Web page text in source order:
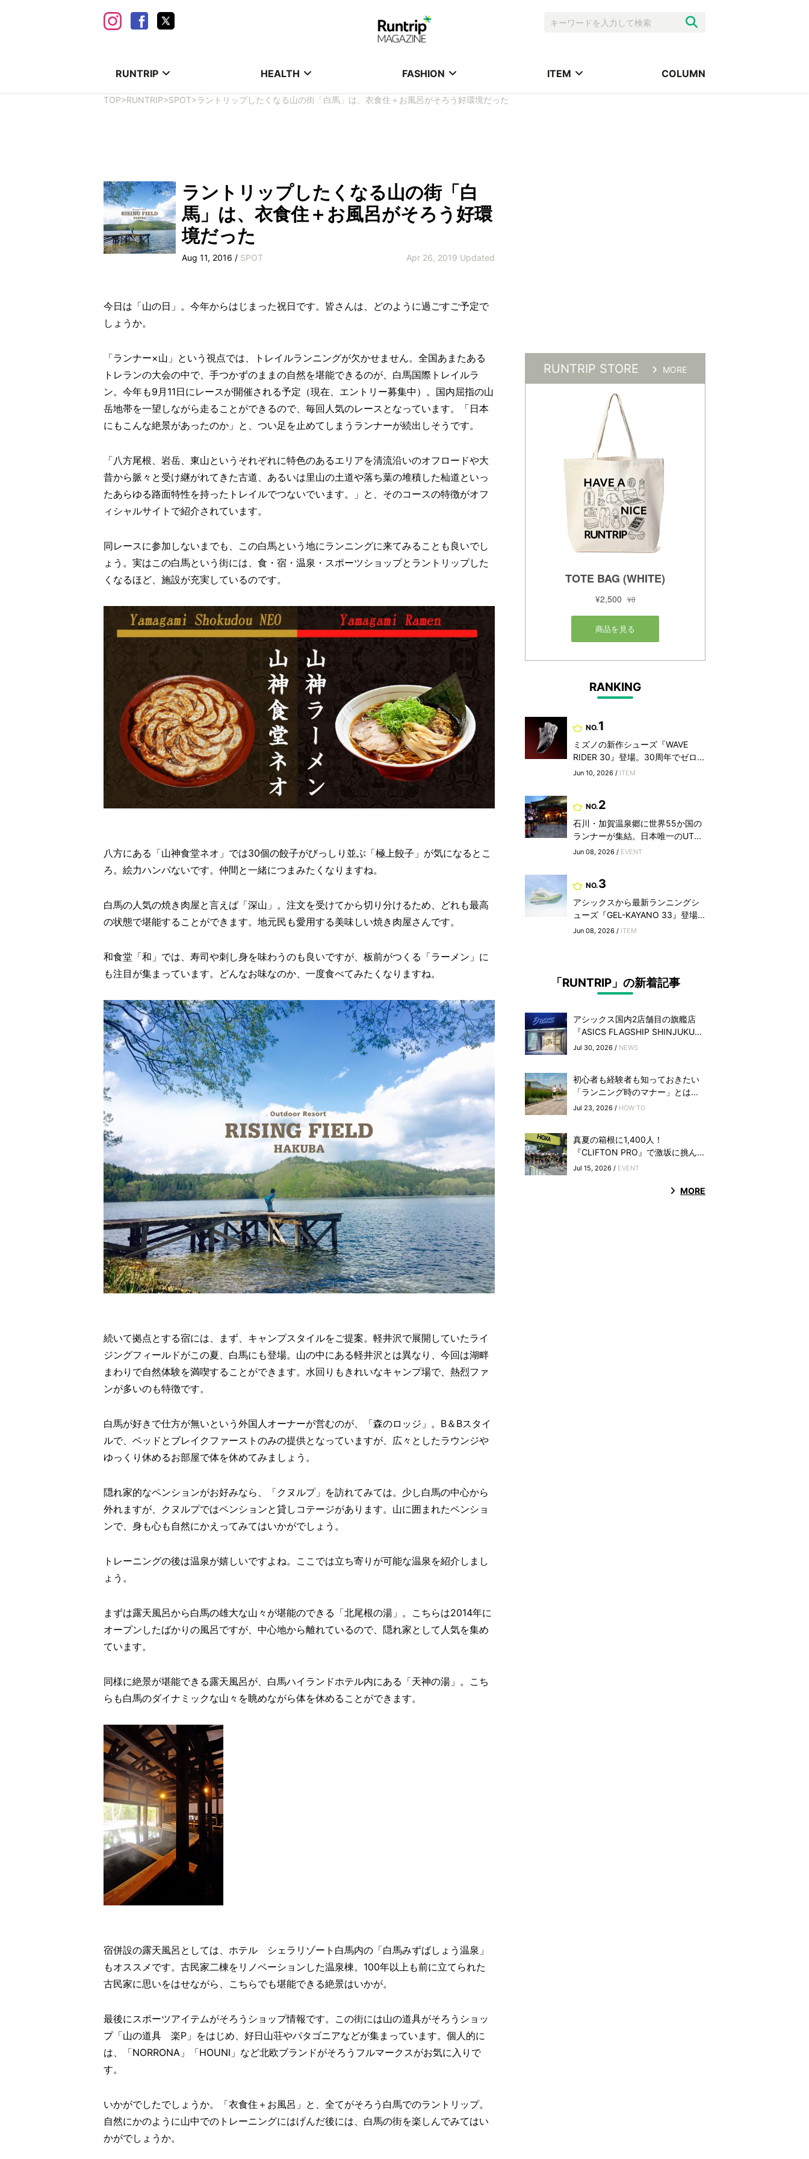
RUNTRIP HEALTH FASHION ITEM COLUMN
TOP>RUNTRIP>SPOT>ラントリップしたくなる山の街「白馬」は、衣食住＋お風呂がそろう好環境だった
ラントリップしたくなる山の街「白
馬」は、衣食住＋お風呂がそろう好環
境だった
Aug 11, 2016 / SPOT Apr 26, 2019 Updated
今日は「山の日」。今年からはじまった祝日です。皆さんは、どのように過ごすご予定で
しょうか。
「ランナー×山」という視点では、トレイルランニングが欠かせません。全国あまたある
トレランの大会の中で、手つかずのままの自然を堪能できるのが、白馬国際トレイルラ
ン。今年も9月11日にレースが開催される予定（現在、エントリー募集中）。国内屈指の山
岳地帯を一望しながら走ることができるので、毎回人気のレースとなっています。「日本
にもこんな絶景があったのか」と、つい足を止めてしまうランナーが続出しそうです。
「八方尾根、岩岳、東山というそれぞれに特色のあるエリアを清流沿いのオフロードや大
昔から脈々と受け継がれてきた古道、あるいは里山の土道や落ち葉の堆積した杣道といっ
たあらゆる路面特性を持ったトレイルでつないでいます。」と、そのコースの特徴がオフ
ィシャルサイトで紹介されています。
同レースに参加しないまでも、この白馬という地にランニングに来てみることも良いでし
ょう。実はこの白馬という街には、食・宿・温泉・スポーツショップとラントリップした
くなるほど、施設が充実しているのです。
八方にある「山神食堂ネオ」では30個の餃子がびっしり並ぶ「極上餃子」が気になるとこ
ろ。絵力ハンパないです。仲間と一緒につまみたくなりますね。
白馬の人気の焼き肉屋と言えば「深山」。注文を受けてから切り分けるため、どれも最高
の状態で堪能することができます。地元民も愛用する美味しい焼き肉屋さんです。
和食堂「和」では、寿司や刺し身を味わうのも良いですが、板前がつくる「ラーメン」に
も注目が集まっています。どんなお味なのか、一度食べてみたくなりますね。
続いて拠点とする宿には、まず、キャンプスタイルをご提案。軽井沢で展開していたライ
ジングフィールドがこの夏、白馬にも登場。山の中にある軽井沢とは異なり、今回は湖畔
まわりで自然体験を満喫することができます。水回りもきれいなキャンプ場で、熱烈ファ
ンが多いのも特徴です。
白馬が好きで仕方が無いという外国人オーナーが営むのが、「森のロッジ」。B＆Bスタイ
ルで、ベッドとブレイクファーストのみの提供となっていますが、広々としたラウンジや
ゆっくり休めるお部屋で体を休めてみましょう。
隠れ家的なペンションがお好みなら、「クヌルプ」を訪れてみては。少し白馬の中心から
外れますが、クヌルプではペンションと貸しコテージがあります。山に囲まれたペンショ
ンで、身も心も自然にかえってみてはいかがでしょう。
トレーニングの後は温泉が嬉しいですよね。ここでは立ち寄りが可能な温泉を紹介しまし
ょう。
まずは露天風呂から白馬の雄大な山々が堪能のできる「北尾根の湯」。こちらは2014年に
オープンしたばかりの風呂ですが、中心地から離れているので、隠れ家として人気を集め
ています。
同様に絶景が堪能できる露天風呂が、白馬ハイランドホテル内にある「天神の湯」。こち
らも白馬のダイナミックな山々を眺めながら体を休めることができます。
宿併設の露天風呂としては、ホテル シェラリゾート白馬内の「白馬みずばしょう温泉」
もオススメです。古民家二棟をリノベーションした温泉棟。100年以上も前に立てられた
古民家に思いをはせながら、こちらでも堪能できる絶景はいかが。
最後にスポーツアイテムがそろうショップ情報です。この街には山の道具がそろうショッ
プ「山の道具 楽P」をはじめ、好日山荘やパタゴニアなどが集まっています。個人的に
は、「NORRONA」「HOUNI」など北欧ブランドがそろうフルマークスがお気に入りで
す。
いかがでしたでしょうか。「衣食住＋お風呂」と、全てがそろう白馬でのラントリップ。
自然にかのように山中でのトレーニングにはげんだ後には、白馬の街を楽しんでみてはい
かがでしょうか。
RUNTRIP STORE MORE
RANKING
NO.1
ミズノの新作シューズ『WAVE
RIDER 30』登場。30周年でゼロ...
Jun 10, 2026 / ITEM
NO.2
石川・加賀温泉郷に世界55か国の
ランナーが集結。日本唯一のUT...
Jun 08, 2026 / EVENT
NO.3
アシックスから最新ランニングシ
ューズ『GEL-KAYANO 33』登場...
Jun 08, 2026 / ITEM
「RUNTRIP」の新着記事
アシックス国内2店舗目の旗艦店
『ASICS FLAGSHIP SHINJUKU...
Jul 30, 2026 / NEWS
初心者も経験者も知っておきたい
「ランニング時のマナー」とは...
Jul 23, 2026 / HOW TO
真夏の箱根に1,400人！
『CLIFTON PRO』で激坂に挑ん...
Jul 15, 2026 / EVENT
MORE